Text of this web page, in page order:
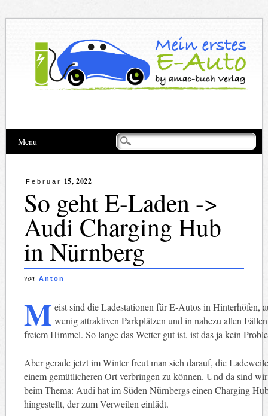
Hauptmenü
Inhalt
Menu
Februar 15, 2022
So geht E-Laden ->
Audi Charging Hub
in Nürnberg
von Anton
M eist sind die Ladestationen für E-Autos in Hinterhöfen,
wenig attraktiven Parkplätzen und in nahezu allen
freiem Himmel. So lange das Wetter gut ist, ist das ja kein
Aber gerade jetzt im Winter freut man sich darauf, die
einem gemütlicheren Ort verbringen zu können. Und da sind
beim Thema: Audi hat im Süden Nürnbergs einen Charging
hingestellt, der zum Verweilen einlädt.